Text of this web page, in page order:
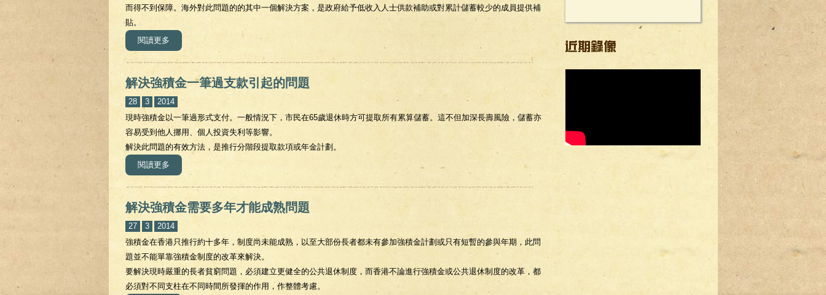
而得不到保障。海外對此問題的的其中一個解決方案，是政府給予低收入人士供款補助或對累計儲蓄較少的成員提供補
貼。
閱讀更多 關於解決低收入或未有參與勞動市場人士供款不足的問題
解決強積金一筆過支款引起的問題
28 3
2014
現時強積金以一筆過形式支付。一般情況下，市民在65歲退休時方可提取所有累算儲蓄。這不但加深長壽風險，儲蓄亦
容易受到他人挪用、個人投資失利等影響。
解決此問題的有效方法，是推行分階段提取款項或年金計劃。
閱讀更多
解決強積金需要多年才能成熟問題
27 3
2014
強積金在香港只推行約十多年，制度尚未能成熟，以至大部份長者都未有參加強積金計劃或只有短暫的參與年期，此問
題並不能單靠強積金制度的改革來解決。
要解決現時嚴重的長者貧窮問題，必須建立更健全的公共退休制度，而香港不論進行強積金或公共退休制度的改革，都
必須對不同支柱在不同時間所發揮的作用，作整體考慮。